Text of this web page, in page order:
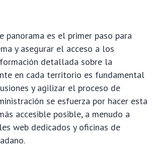
panorama es el primer paso para
y asegurar el acceso a los
detallada sobre la
en cada territorio es fundamental
y agilizar el proceso de
se esfuerza por hacer esta
accesible posible, a menudo a
web dedicados y oficinas de